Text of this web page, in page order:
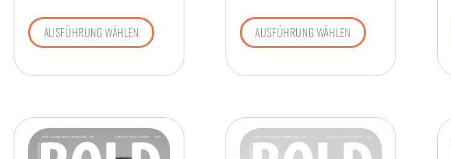
AUSFÜHRUNG WÄHLEN AUSFÜHRUNG WÄHLEN